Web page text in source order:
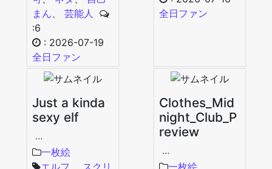
まん、 芸能人
:6
: 2026-07-19
全日ファン
全日ファン
Just a kinda
sexy elf
…
一枚絵
Clothes_Mid
night_Club_P
review
…